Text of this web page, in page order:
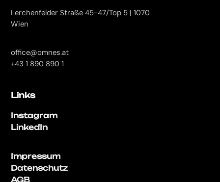
Lerchenfelder Straße 45-47/Top 5 | 1070
Wien
office@omnes.at
+43 1 890 890 1
Links
Instagram
LinkedIn
Impressum
Datenschutz
AGB